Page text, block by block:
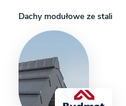
w rodzinnym gronie.
dzienną i nocną
wszystkim
sypialnie od gwaru
taras– podcień tworzy
Dachy modułowe ze stali